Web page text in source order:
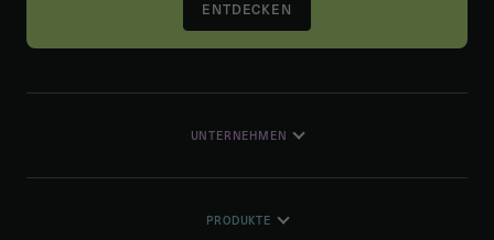
ENTDECKEN
UNTERNEHMEN
PRODUKTE